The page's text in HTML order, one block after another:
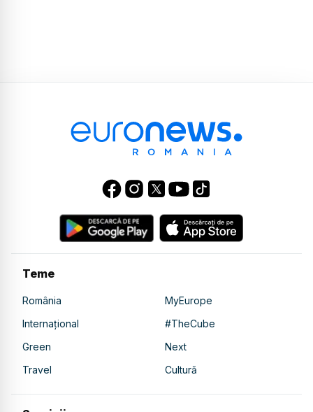
Teme
România
MyEurope
Internațional
#TheCube
Green
Next
Travel
Cultură